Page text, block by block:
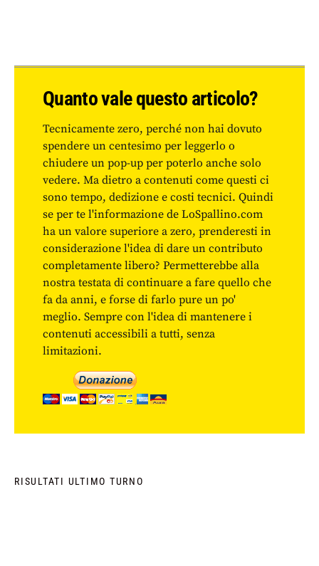
Quanto vale questo articolo?
Tecnicamente zero, perché non hai dovuto
spendere un centesimo per leggerlo o
chiudere un pop-up per poterlo anche solo
vedere. Ma dietro a contenuti come questi ci
sono tempo, dedizione e costi tecnici. Quindi
se per te l'informazione de LoSpallino.com
ha un valore superiore a zero, prenderesti in
considerazione l'idea di dare un contributo
completamente libero? Permetterebbe alla
nostra testata di continuare a fare quello che
fa da anni, e forse di farlo pure un po'
meglio. Sempre con l'idea di mantenere i
contenuti accessibili a tutti, senza
limitazioni.
RISULTATI ULTIMO TURNO